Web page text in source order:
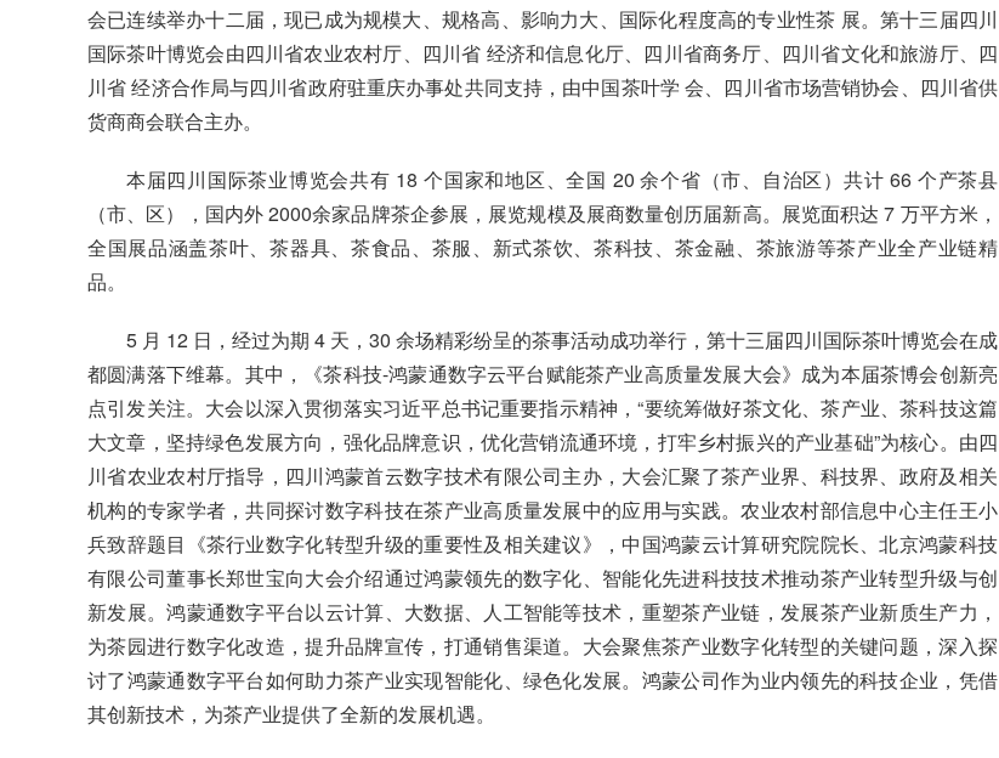
会已连续举办十二届，现已成为规模大、规格高、影响力大、国际化程度高的专业性茶 展。第十三届四川
国际茶叶博览会由四川省农业农村厅、四川省 经济和信息化厅、四川省商务厅、四川省文化和旅游厅、四
川省经济合作局与四川省政府驻重庆办事处共同支持，由中国茶叶学 会、四川省市场营销协会、四川省供
货商商会联合主办。
本届四川国际茶业博览会共有 18 个国家和地区、全国 20 余个省（市、自治区）共计 66 个产茶县
（市、区），国内外 2000余家品牌茶企参展，展览规模及展商数量创历届新高。展览面积达 7 万平方米，
全国展品涵盖茶叶、茶器具、茶食品、茶服、新式茶饮、茶科技、茶金融、茶旅游等茶产业全产业链精
品。
5 月 12 日，经过为期 4 天，30 余场精彩纷呈的茶事活动成功举行，第十三届四川国际茶叶博览会在成
都圆满落下维幕。其中，《茶科技-鸿蒙通数字云平台赋能茶产业高质量发展大会》成为本届茶博会创新亮
点引发关注。大会以深入贯彻落实习近平总书记重要指示精神，“要统筹做好茶文化、茶产业、茶科技这篇
大文章，坚持绿色发展方向，强化品牌意识，优化营销流通环境，打牢乡村振兴的产业基础”为核心。由四
川省农业农村厅指导，四川鸿蒙首云数字技术有限公司主办，大会汇聚了茶产业界、 科技界、政府及相关
机构的专家学者，共同探讨数字科技在茶产业高质量发展中的应用与实践。农业农村部信息中心主任王小
兵致辞题目《茶行业数字化转型升级的重要性及相关建议》，中国鸿蒙云计算研究院院长、北京鸿蒙科技
有限公司董事长郑世宝向大会介绍通过鸿蒙领先的数字化、智能化先进科技技术推动茶产业转型升级与创
新发展。鸿蒙通数字平台以云计算、大数据、人工智能等技术，重塑茶产业链，发展茶产业新质生产力，
为茶园进行数字化改造，提升品牌宣传，打通销售渠道。大会聚焦茶产业数字化转型的关键问题，深入探
讨了鸿蒙通数字平台如何助力茶产业实现智能化、绿色化发展。鸿蒙公司作为业内领先的科技企业，凭借
其创新技术，为茶产业提供了全新的发展机遇。